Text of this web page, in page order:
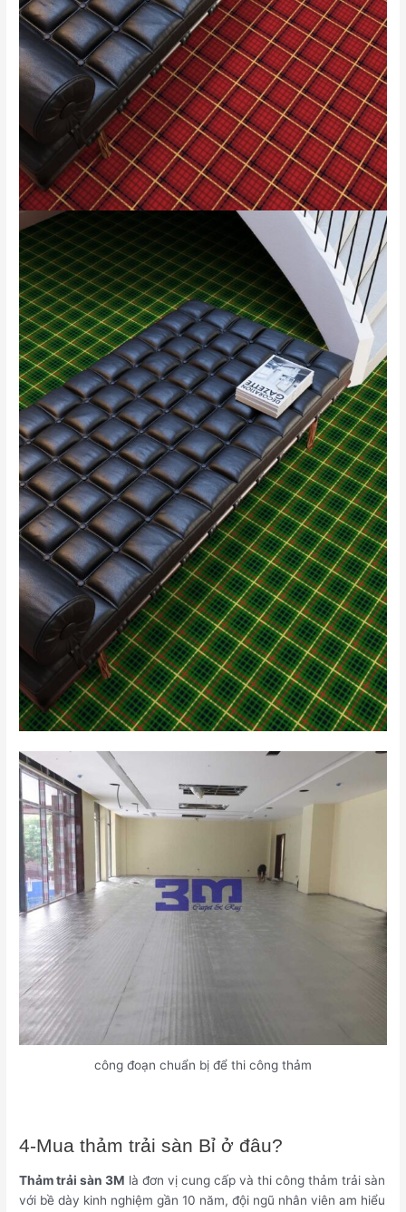
công đoạn chuẩn bị để thi công thảm
4-Mua thảm trải sàn Bỉ ở đâu?
Thảm trải sàn 3M là đơn vị cung cấp và thi công thảm trải sàn
với bề dày kinh nghiệm gần 10 năm, đội ngũ nhân viên am hiểu